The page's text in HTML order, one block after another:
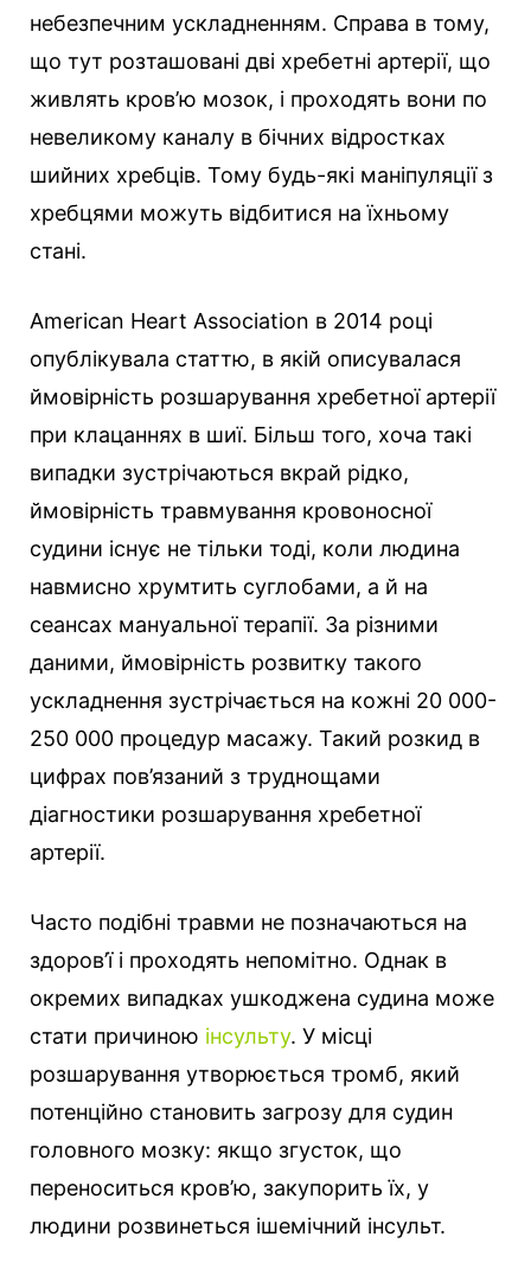
небезпечним ускладненням. Справа в тому,
що тут розташовані дві хребетні артерії, що
живлять кров’ю мозок, і проходять вони по
невеликому каналу в бічних відростках
шийних хребців. Тому будь-які маніпуляції з
хребцями можуть відбитися на їхньому
стані.
American Heart Association в 2014 році
опублікувала статтю, в якій описувалася
ймовірність розшарування хребетної артерії
при клацаннях в шиї. Більш того, хоча такі
випадки зустрічаються вкрай рідко,
ймовірність травмування кровоносної
судини існує не тільки тоді, коли людина
навмисно хрумтить суглобами, а й на
сеансах мануальної терапії. За різними
даними, ймовірність розвитку такого
ускладнення зустрічається на кожні 20 000-
250 000 процедур масажу. Такий розкид в
цифрах пов’язаний з труднощами
діагностики розшарування хребетної
артерії.
Часто подібні травми не позначаються на
здоров’ї і проходять непомітно. Однак в
окремих випадках ушкоджена судина може
стати причиною інсульту. У місці
розшарування утворюється тромб, який
потенційно становить загрозу для судин
головного мозку: якщо згусток, що
переноситься кров’ю, закупорить їх, у
людини розвинеться ішемічний інсульт.